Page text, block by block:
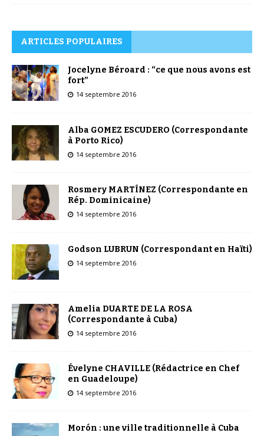
ARTICLES POPULAIRES
Jocelyne Béroard : “ce que nous avons est
fort”
14 septembre 2016
Alba GOMEZ ESCUDERO (Correspondante
à Porto Rico)
14 septembre 2016
Rosmery MARTÍNEZ (Correspondante en
Rép. Dominicaine)
14 septembre 2016
Godson LUBRUN (Correspondant en Haïti)
14 septembre 2016
Amelia DUARTE DE LA ROSA
(Correspondante à Cuba)
14 septembre 2016
Évelyne CHAVILLE (Rédactrice en Chef
en Guadeloupe)
14 septembre 2016
Morón : une ville traditionnelle à Cuba